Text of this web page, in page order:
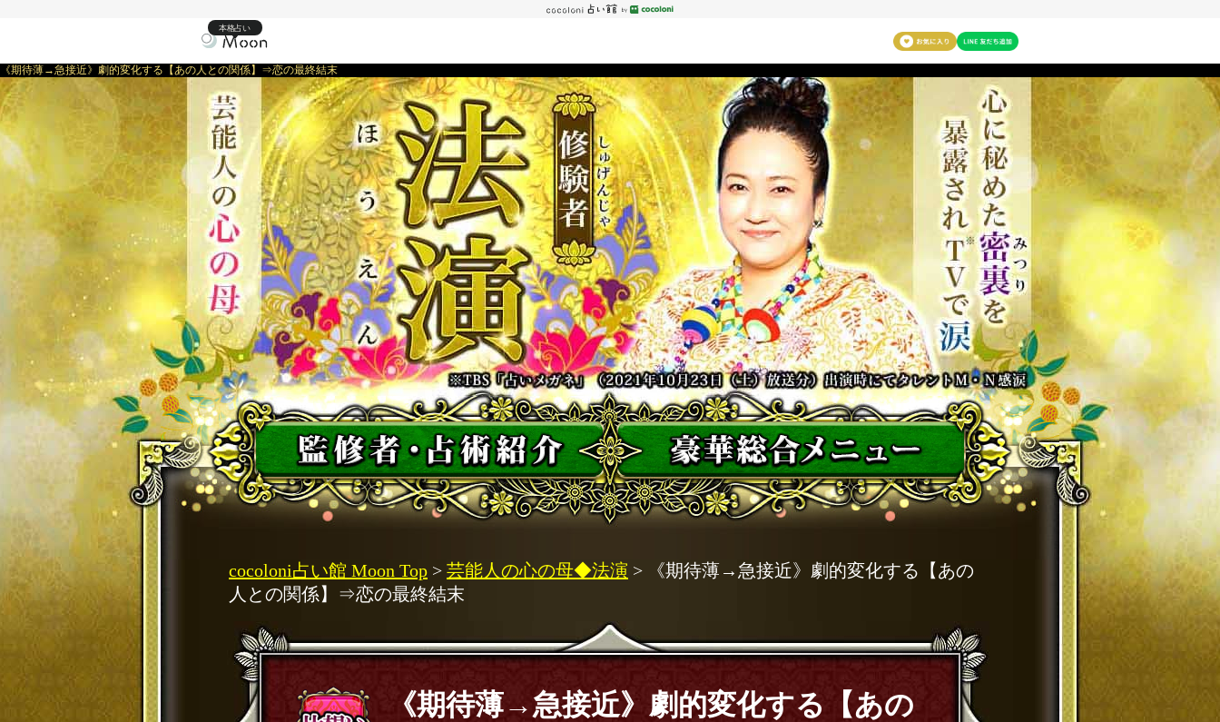
本格占い
《期待薄→急接近》劇的変化する【あの人との関係】⇒恋の最終結末
cocoloni占い館 Moon Top > 芸能人の心の母◆法演 > 《期待薄→急接近》劇的変化する【あの
人との関係】⇒恋の最終結末
《期待薄→急接近》劇的変化する【あの